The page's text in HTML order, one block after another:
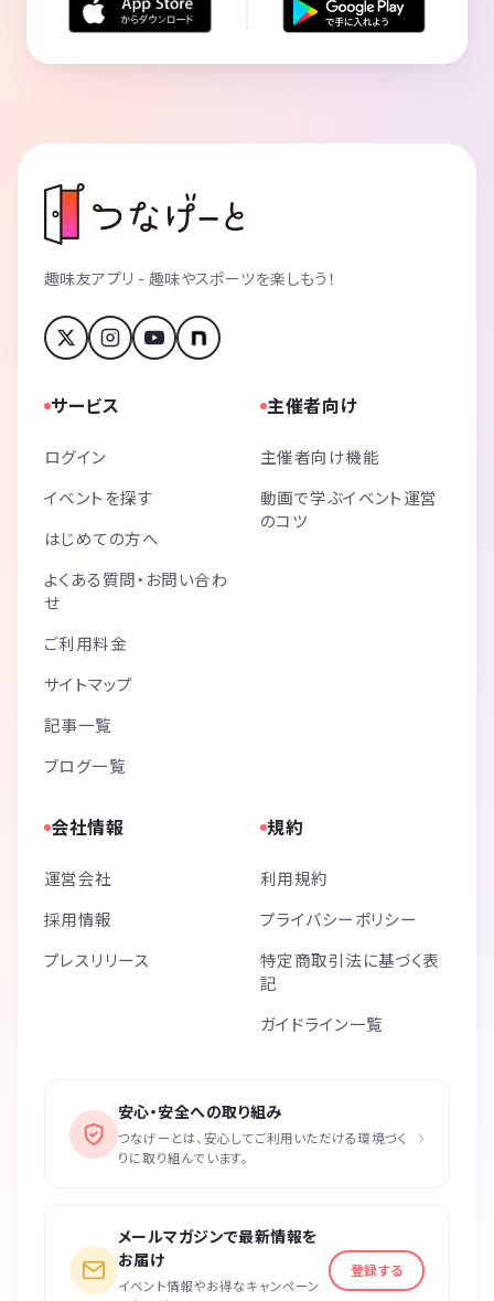
趣味友アプリ - 趣味やスポーツを楽しもう！
サービス
ログイン
イベントを探す
はじめての方へ
よくある質問・お問い合わ
せ
ご利用料金
サイトマップ
記事一覧
ブログ一覧
主催者向け
主催者向け機能
動画で学ぶイベント運営
のコツ
会社情報
運営会社
採用情報
プレスリリース
規約
利用規約
プライバシーポリシー
特定商取引法に基づく表
記
ガイドライン一覧
安心・安全への取り組み
つなげーとは、安心してご利用いただける環境づく
りに取り組んでいます。
›
メールマガジンで最新情報を
お届け
イベント情報やお得なキャンペーン
登録する